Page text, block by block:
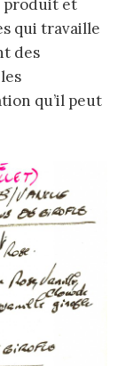
produit et
qui travaille
des
qu’il peut